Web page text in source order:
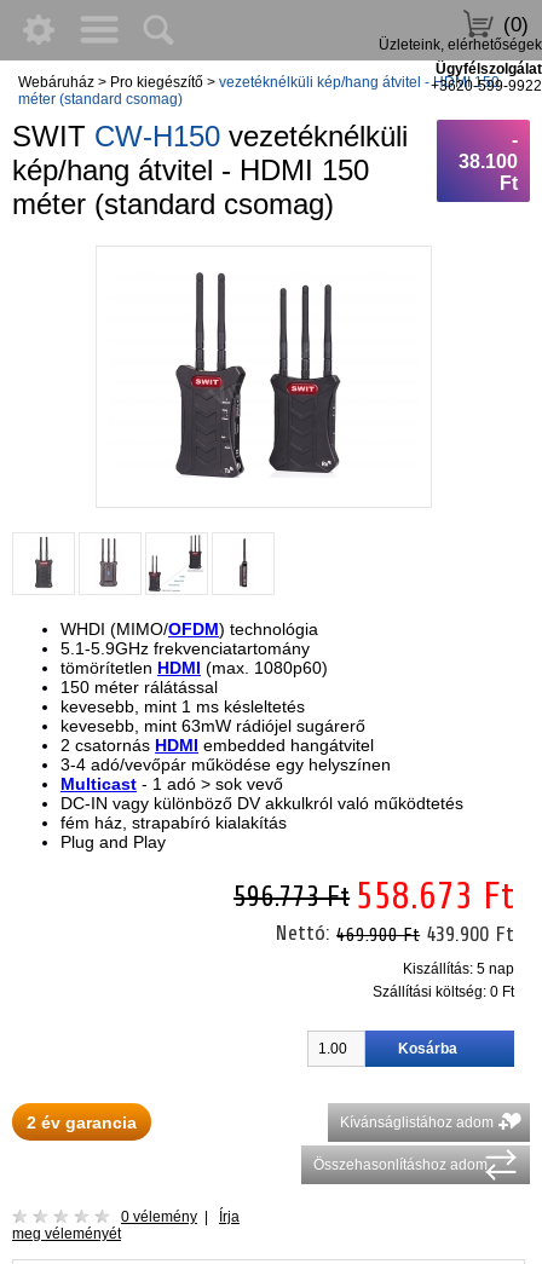
(0)
Üzleteink, elérhetőségek
Ügyfélszolgálat
+3620-599-9922
Webáruház > Pro kiegészítő > vezetéknélküli kép/hang átvitel - HDMI 150
méter (standard csomag)
SWIT CW-H150 vezetéknélküli
kép/hang átvitel - HDMI 150
méter (standard csomag)
-
38.100
Ft
WHDI (MIMO/OFDM) technológia
5.1-5.9GHz frekvenciatartomány
tömörítetlen HDMI (max. 1080p60)
150 méter rálátással
kevesebb, mint 1 ms késleltetés
kevesebb, mint 63mW rádiójel sugárerő
2 csatornás HDMI embedded hangátvitel
3-4 adó/vevőpár működése egy helyszínen
Multicast - 1 adó > sok vevő
DC-IN vagy különböző DV akkulkról való működtetés
fém ház, strapabíró kialakítás
Plug and Play
596.773 Ft 558.673 Ft
Nettó:469.900 Ft 439.900 Ft
Kiszállítás: 5 nap
Szállítási költség: 0 Ft
2 év garancia Kívánságlistához adom
Összehasonlításhoz adom
0 vélemény | Írja
meg véleményét